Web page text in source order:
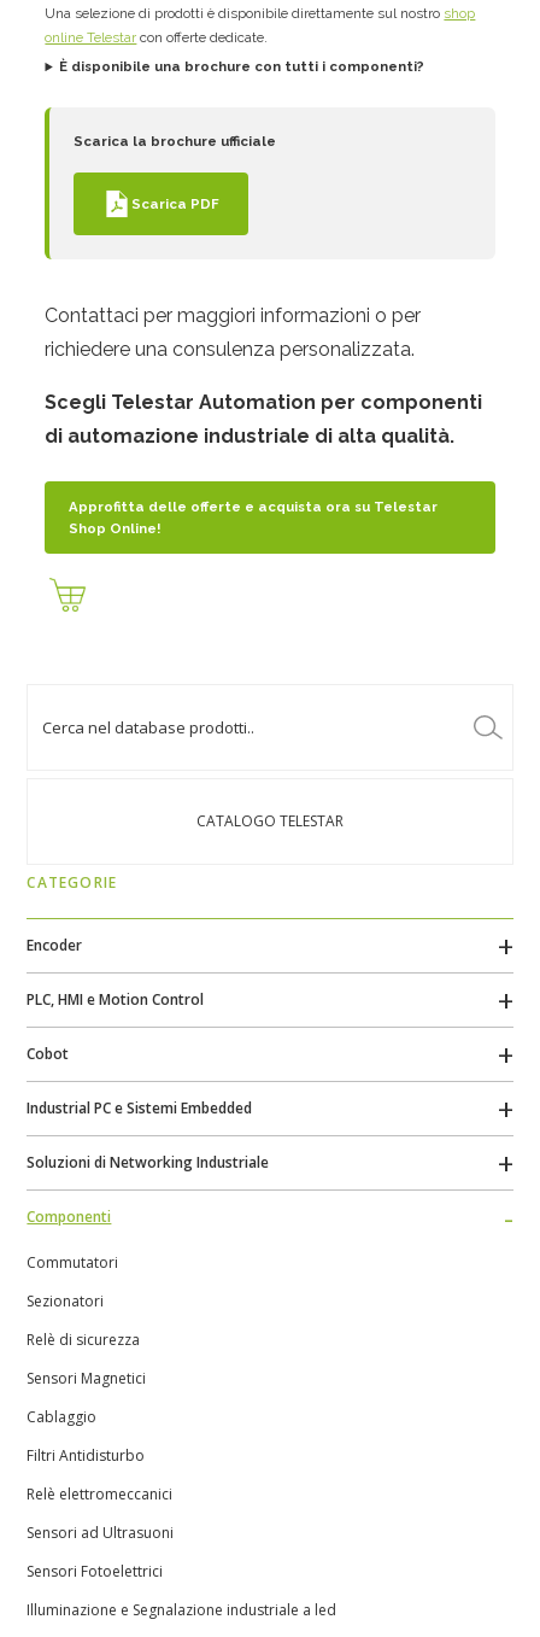
Una selezione di prodotti è disponibile direttamente sul nostro shop
online Telestar con offerte dedicate.
È disponibile una brochure con tutti i componenti?
Scarica la brochure ufficiale
Scarica PDF
Contattaci per maggiori informazioni o per
richiedere una consulenza personalizzata.
Scegli Telestar Automation per componenti
di automazione industriale di alta qualità.
Approfitta delle offerte e acquista ora su Telestar
Shop Online!
CATALOGO TELESTAR
CATEGORIE
Encoder
PLC, HMI e Motion Control
Cobot
Industrial PC e Sistemi Embedded
Soluzioni di Networking Industriale
Componenti
Commutatori
Sezionatori
Relè di sicurezza
Sensori Magnetici
Cablaggio
Filtri Antidisturbo
Relè elettromeccanici
Sensori ad Ultrasuoni
Sensori Fotoelettrici
Illuminazione e Segnalazione industriale a led